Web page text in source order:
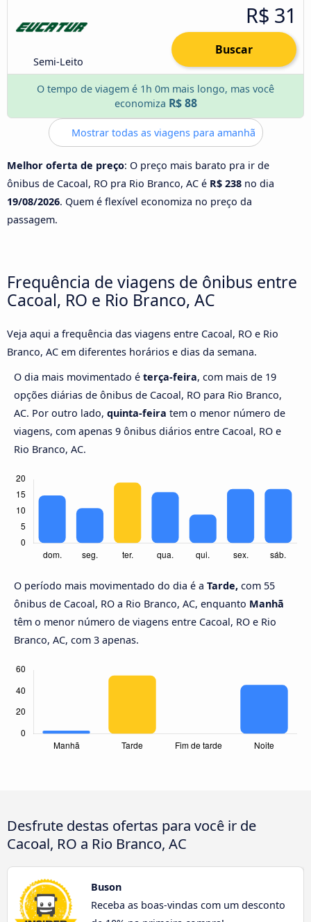
Semi-Leito
R$ 31
Buscar
O tempo de viagem é 1h 0m mais longo, mas você
economiza R$ 88
Mostrar todas as viagens para amanhã
Melhor oferta de preço: O preço mais barato pra ir de
ônibus de Cacoal, RO pra Rio Branco, AC é R$ 238 no dia
19/08/2026. Quem é flexível economiza no preço da
passagem.
Frequência de viagens de ônibus entre
Cacoal, RO e Rio Branco, AC
Veja aqui a frequência das viagens entre Cacoal, RO e Rio
Branco, AC em diferentes horários e dias da semana.
O dia mais movimentado é terça-feira, com mais de 19
opções diárias de ônibus de Cacoal, RO para Rio Branco,
AC. Por outro lado, quinta-feira tem o menor número de
viagens, com apenas 9 ônibus diários entre Cacoal, RO e
Rio Branco, AC.
O período mais movimentado do dia é a Tarde, com 55
ônibus de Cacoal, RO a Rio Branco, AC, enquanto Manhã
têm o menor número de viagens entre Cacoal, RO e Rio
Branco, AC, com 3 apenas.
Desfrute destas ofertas para você ir de
Cacoal, RO a Rio Branco, AC
Buson
Receba as boas-vindas com um desconto